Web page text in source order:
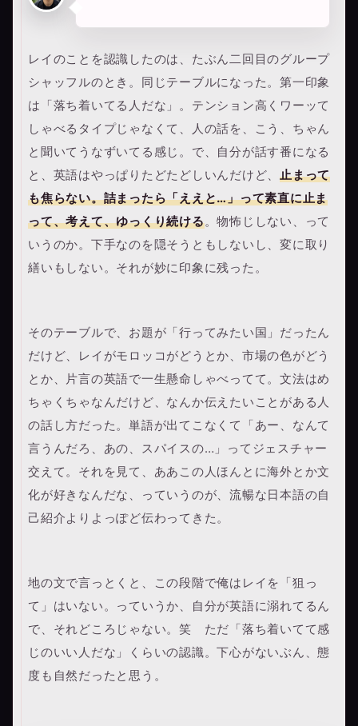
レイのことを認識したのは、たぶん二回目のグループ
シャッフルのとき。同じテーブルになった。第一印象
は「落ち着いてる人だな」。テンション高くワーッて
しゃべるタイプじゃなくて、人の話を、こう、ちゃん
と聞いてうなずいてる感じ。で、自分が話す番になる
と、英語はやっぱりたどたどしいんだけど、 止まって
も焦らない。詰まったら「ええと…」って素直に止ま
って、考えて、ゆっくり続ける。物怖じしない、って
いうのか。下手なのを隠そうともしないし、変に取り
繕いもしない。それが妙に印象に残った。
そのテーブルで、お題が「行ってみたい国」だったん
だけど、レイがモロッコがどうとか、市場の色がどう
とか、片言の英語で一生懸命しゃべってて。文法はめ
ちゃくちゃなんだけど、なんか伝えたいことがある人
の話し方だった。単語が出てこなくて「あー、なんて
言うんだろ、あの、スパイスの…」ってジェスチャー
交えて。それを見て、ああこの人ほんとに海外とか文
化が好きなんだな、っていうのが、流暢な日本語の自
己紹介よりよっぽど伝わってきた。
地の文で言っとくと、この段階で俺はレイを「狙っ
て」はいない。っていうか、自分が英語に溺れてるん
で、それどころじゃない。笑 ただ「落ち着いてて感
じのいい人だな」くらいの認識。下心がないぶん、態
度も自然だったと思う。